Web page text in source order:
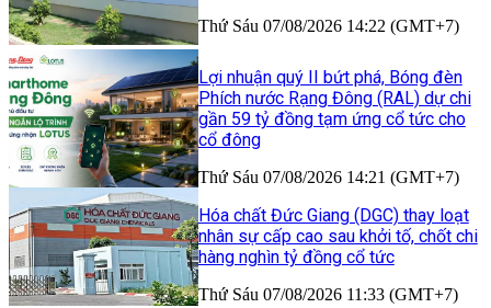
Thứ Sáu 07/08/2026 14:22 (GMT+7)
Lợi nhuận quý II bứt phá, Bóng đèn
Phích nước Rạng Đông (RAL) dự chi
gần 59 tỷ đồng tạm ứng cổ tức cho
cổ đông
Thứ Sáu 07/08/2026 14:21 (GMT+7)
Hóa chất Đức Giang (DGC) thay loạt
nhân sự cấp cao sau khởi tố, chốt chi
hàng nghìn tỷ đồng cổ tức
Thứ Sáu 07/08/2026 11:33 (GMT+7)